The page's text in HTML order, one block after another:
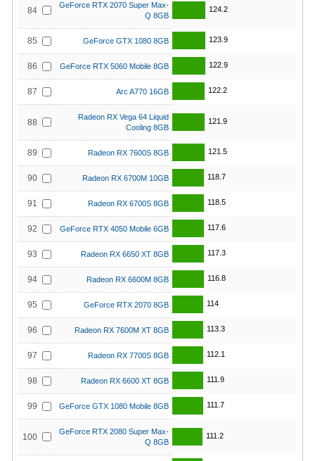
84
GeForce RTX 2070 Super Max-
Q 8GB
124.2
85 GeForce GTX 1080 8GB 123.9
86 GeForce RTX 5060 Mobile 8GB 122.9
87 Arc A770 16GB 122.2
88
Radeon RX Vega 64 Liquid
Cooling 8GB
121.9
89 Radeon RX 7600S 8GB 121.5
90 Radeon RX 6700M 10GB 118.7
91 Radeon RX 6700S 8GB 118.5
92 GeForce RTX 4050 Mobile 6GB 117.6
93 Radeon RX 6650 XT 8GB 117.3
94 Radeon RX 6600M 8GB 116.8
95 GeForce RTX 2070 8GB 114
96 Radeon RX 7600M XT 8GB 113.3
97 Radeon RX 7700S 8GB 112.1
98 Radeon RX 6600 XT 8GB 111.9
99 GeForce GTX 1080 Mobile 8GB 111.7
100
GeForce RTX 2080 Super Max-
Q 8GB
111.2